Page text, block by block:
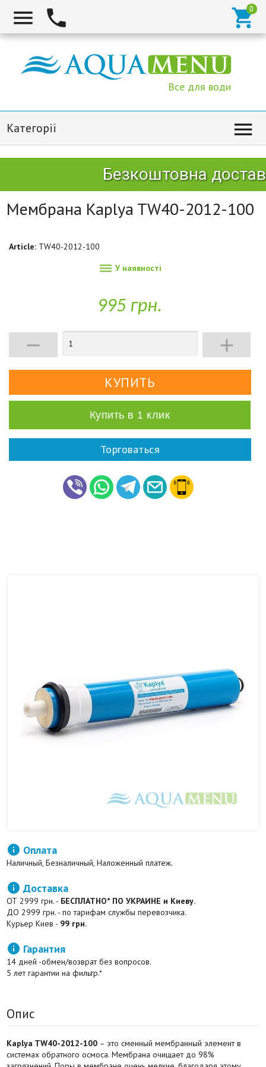
  
Все для води
Категорії 
Безкоштовна
Мембрана Kaplya TW40-2012-100
Article: TW40-2012-100
 У наявності
995 грн.
 
Купить в 1 клик
Торговаться
 Оплата
Наличный, Безналичный, Наложенный платеж.
 Доставка
ОТ 2999 грн. - БЕСПЛАТНО* ПО УКРАИНЕ и Киеву.
ДО 2999 грн. - по тарифам службы перевозчика.
Курьер Киев - 99 грн.
 Гарантия
14 дней -обмен/возврат без вопросов.
5 лет гарантии на фильтр.*
Опис
Kaplya TW40-2012-100– это сменный мембранный элемент в
системах обратного осмоса. Мембрана очищает до 98%